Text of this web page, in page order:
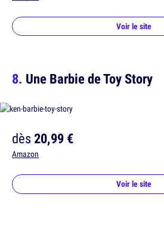
Voir le site
Une Barbie de Toy Story
dès20,99 €
Amazon
Voir le site